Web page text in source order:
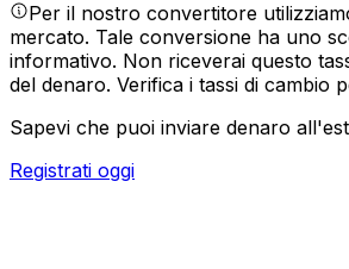
Per il nostro convertitore
mercato. Tale conversione ha uno
informativo. Non riceverai questo
del denaro. Verifica i tassi di cambio
Sapevi che puoi inviare denaro
Registrati oggi